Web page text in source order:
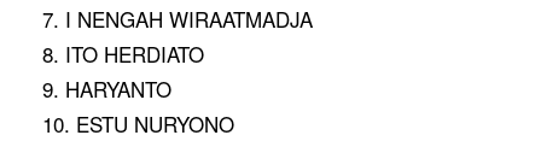
7. I NENGAH WIRAATMADJA
8. ITO HERDIATO
9. HARYANTO
10. ESTU NURYONO